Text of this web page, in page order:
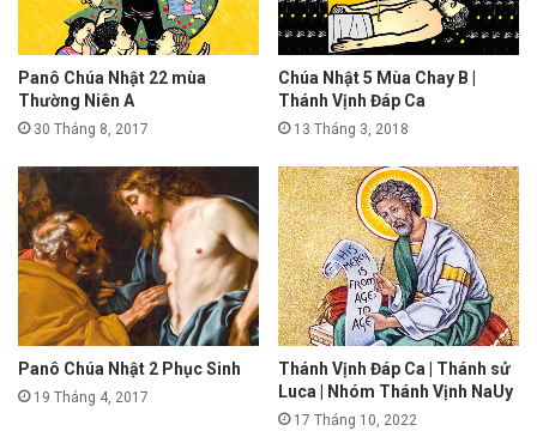
Panô Chúa Nhật 22 mùa
Thường Niên A
30 Tháng 8, 2017
Chúa Nhật 5 Mùa Chay B |
Thánh Vịnh Đáp Ca
13 Tháng 3, 2018
Panô Chúa Nhật 2 Phục Sinh
19 Tháng 4, 2017
Thánh Vịnh Đáp Ca | Thánh sử
Luca | Nhóm Thánh Vịnh NaUy
17 Tháng 10, 2022